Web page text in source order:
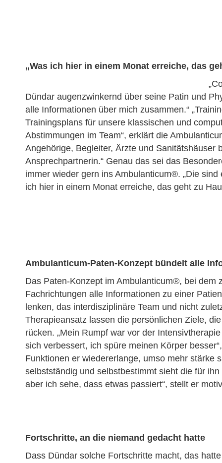
„Was ich hier in einem Monat erreiche, das
Dündar augenzwinkernd über seine Patin und
alle Informationen über mich zusammen.“
Trainingsplans für unsere klassischen und
Abstimmungen im Team“, erklärt die
Angehörige, Begleiter, Ärzte und Sanitätshäuser
Ansprechpartnerin.“ Genau das sei das
immer wieder gern ins Ambulanticum®. „Die
ich hier in einem Monat erreiche, das geht zu
Ambulanticum-Paten-Konzept bündelt alle
Das Paten-Konzept im Ambulanticum®, bei dem
Fachrichtungen alle Informationen zu einer
lenken, das interdisziplinäre Team und nicht
Therapieansatz lassen die persönlichen Ziele,
rücken. „Mein Rumpf war vor der
sich verbessert, ich spüre meinen Körper
Funktionen er wiedererlange, umso mehr stärke
selbstständig und selbstbestimmt sieht die für
aber ich sehe, dass etwas passiert“, stellt er
Fortschritte, an die niemand gedacht hatte
Dass Dündar solche Fortschritte macht, das